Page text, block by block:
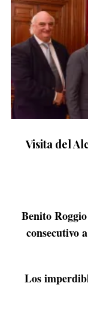
Visita del
Benito
consecutivo
Los